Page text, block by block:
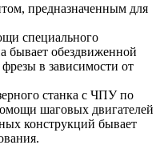
предназначенным для
специального
бывает обездвиженной
в зависимости от
станка с ЧПУ по
шаговых двигателей
конструкций бывает